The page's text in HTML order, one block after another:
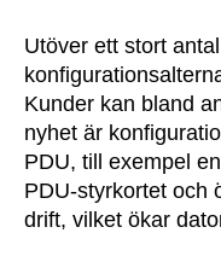
Utöver ett stort
Kunder kan bland
nyhet är
PDU, till exempel
PDU-styrkortet och
drift, vilket ökar